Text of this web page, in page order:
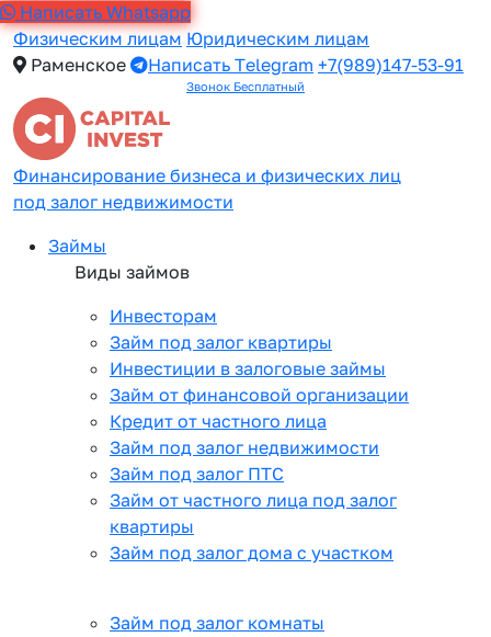
Написать Whatsapp
Физическим лицам Юридическим лицам
Раменское
Написать Telegram +7(989)147-53-91
Звонок Бесплатный
Финансирование бизнеса и физических лиц
под залог недвижимости
Займы
Виды займов
Инвесторам
Займ под залог квартиры
Инвестиции в залоговые займы
Займ от финансовой организации
Кредит от частного лица
Займ под залог недвижимости
Займ под залог ПТС
Займ от частного лица под залог
квартиры
Займ под залог дома с участком
Займ под залог комнаты